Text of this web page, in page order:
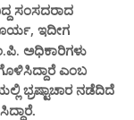
ಸಂಸದರಾದ
ಇದೀಗ
ಅಧಿಕಾರಿಗಳು
ಎಂಬ
ಭ್ರಷ್ಟಾಚಾರ ನಡೆದಿದೆ